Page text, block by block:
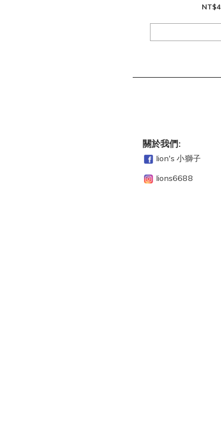
關於我們:
lion's 小獅子
lions6688